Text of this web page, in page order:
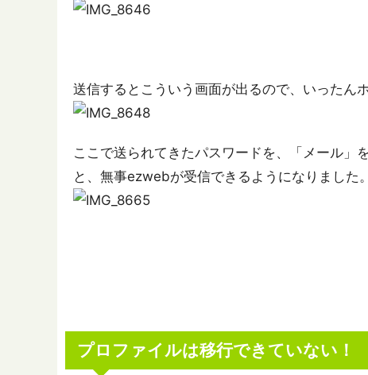
送信するとこういう画面が出るので、いったん
ここで送られてきたパスワードを、「メール」
と、無事ezwebが受信できるようになりました。
プロファイルは移行できていない！